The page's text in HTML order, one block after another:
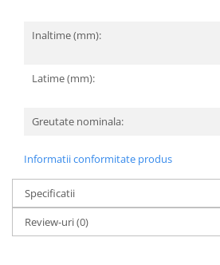
Inaltime (mm):
Latime (mm):
Greutate nominala:
Informatii conformitate produs
Specificatii
Review-uri(0)